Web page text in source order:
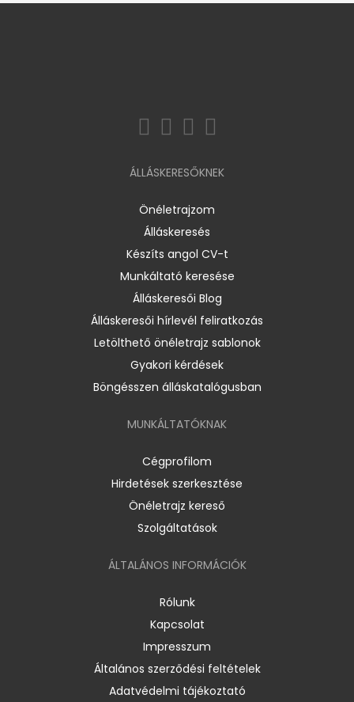
ÁLLÁSKERESŐKNEK
Önéletrajzom
Álláskeresés
Készíts angol CV-t
Munkáltató keresése
Álláskeresői Blog
Álláskeresői hírlevél feliratkozás
Letölthető önéletrajz sablonok
Gyakori kérdések
Böngésszen álláskatalógusban
MUNKÁLTATÓKNAK
Cégprofilom
Hirdetések szerkesztése
Önéletrajz kereső
Szolgáltatások
ÁLTALÁNOS INFORMÁCIÓK
Rólunk
Kapcsolat
Impresszum
Általános szerződési feltételek
Adatvédelmi tájékoztató